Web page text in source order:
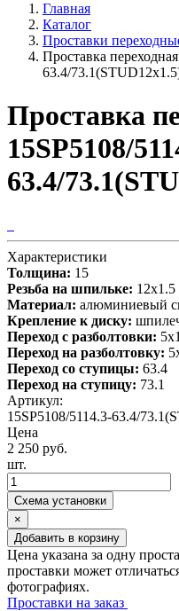
Главная
Каталог
Проставки
Проставка
63.4/
Проставка
15SP5108/
63.4/
Характеристики
Толщина: 15
Резьба на шпильке: 12х1.5
Материал: алюминиевый
Крепление к диску:
Переход с разболтовки:
Переход на разболтовку:
Переход со ступицы: 63.4
Переход на ступицу: 73.1
Артикул:
15SP5108/5114.3-63.4/
Цена
2 250 руб.
шт.
Схема установки
×
Добавить в корзину
Цена указана за одну
проставки может
фотографиях.
Проставки на заказ